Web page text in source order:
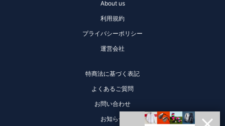
About us
利用規約
プライバシーポリシー
運営会社
特商法に基づく表記
よくあるご質問
お問い合わせ
お知らせ